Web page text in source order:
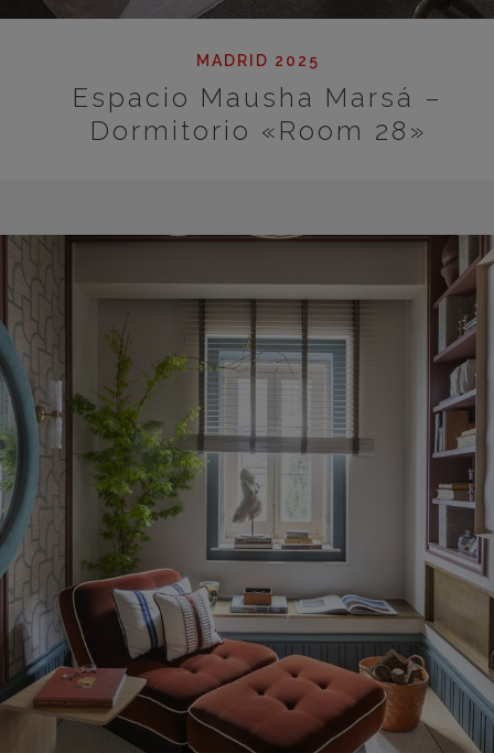
MADRID 2025
Espacio Mausha Marsá –
Dormitorio «Room 28»